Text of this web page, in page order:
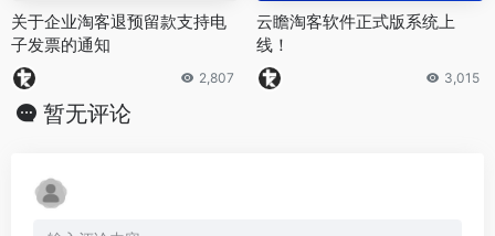
关于企业淘客退预留款支持电
子发票的通知
2,807
云瞻淘客软件正式版系统上
线！
3,015
暂无评论